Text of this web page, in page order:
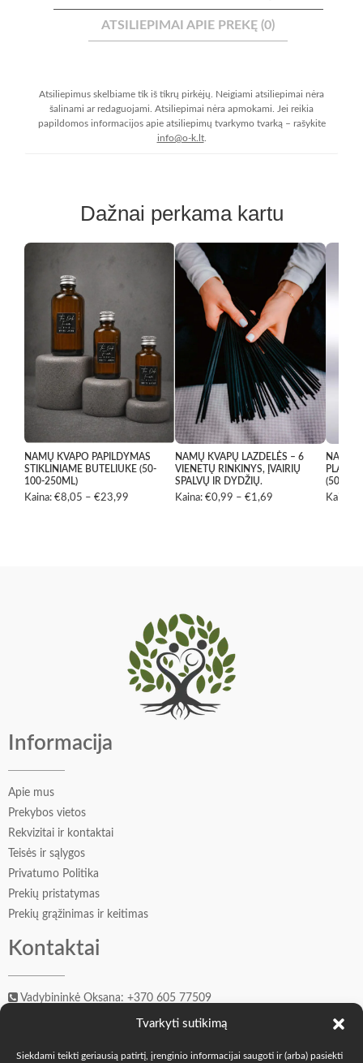
Tvarkyti sutikimą
Siekdami teikti geriausią patirtį, įrenginio informacijai saugoti ir (arba) pasiekti
ATSILIEPIMAI APIE PREKĘ (0)
Atsiliepimus skelbiame tik iš tikrų pirkėjų. Neigiami atsiliepimai nėra
šalinami ar redaguojami. Atsiliepimai nėra apmokami. Jei reikia
papildomos informacijos apie atsiliepimų tvarkymo tvarką – rašykite
info@o-k.lt.
Dažnai perkama kartu
NAMŲ KVAPO PAPILDYMAS
STIKLINIAME BUTELIUKE (50-
100-250ML)
Kaina: €8,05 – €23,99
NAMŲ KVAPŲ LAZDELĖS – 6
VIENETŲ RINKINYS, ĮVAIRIŲ
SPALVŲ IR DYDŽIŲ.
Kaina:€0,99 – €1,69
NAMŲ
(50ML-
Kaina:
Informacija
Apie mus
Prekybos vietos
Rekvizitai ir kontaktai
Teisės ir sąlygos
Privatumo Politika
Prekių pristatymas
Prekių grąžinimas ir keitimas
Kontaktai
Vadybininkė Oksana: +370 605 77509
Įkūrėjas Andrejus: +370 606 41549